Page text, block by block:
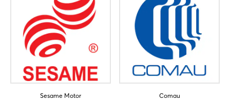
Sesame Motor Comau